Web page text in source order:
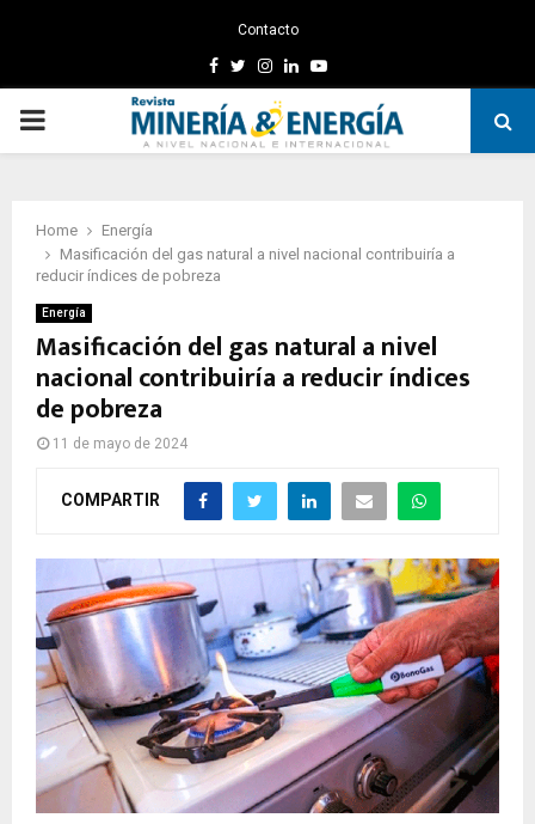
Contacto
Facebook
TwitterInstagram
LinkedinYoutube
PRIMARY
Home
Energía
Masificación del gas natural a nivel nacional contribuiría a
reducir índices de pobreza
Energía
Masificación del gas natural a nivel
nacional contribuiría a reducir índices
de pobreza
11 de mayo de 2024
COMPARTIR